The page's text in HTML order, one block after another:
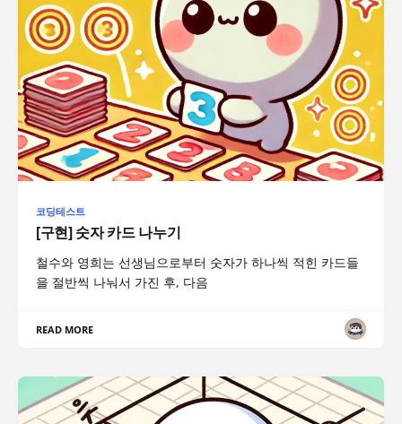
코딩테스트
[구현] 숫자 카드 나누기
철수와 영희는 선생님으로부터 숫자가 하나씩 적힌 카드들
을 절반씩 나눠서 가진 후, 다음
READ MORE